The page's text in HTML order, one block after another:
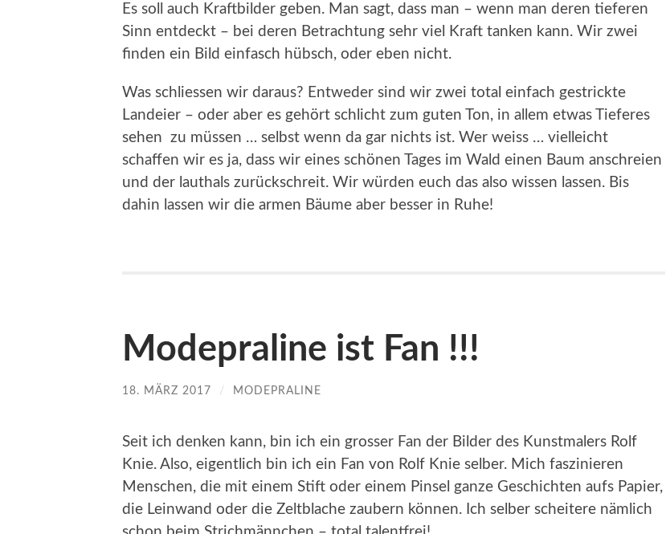
Es soll auch Kraftbilder geben. Man sagt, dass man – wenn man deren tieferen
Sinn entdeckt – bei deren Betrachtung sehr viel Kraft tanken kann. Wir zwei
finden ein Bild einfasch hübsch, oder eben nicht.
Was schliessen wir daraus? Entweder sind wir zwei total einfach gestrickte
Landeier – oder aber es gehört schlicht zum guten Ton, in allem etwas Tieferes
sehen zu müssen … selbst wenn da gar nichts ist. Wer weiss … vielleicht
schaffen wir es ja, dass wir eines schönen Tages im Wald einen Baum anschreien
und der lauthals zurückschreit. Wir würden euch das also wissen lassen. Bis
dahin lassen wir die armen Bäume aber besser in Ruhe!
Modepraline ist Fan !!!
18. MÄRZ 2017 / MODEPRALINE
Seit ich denken kann, bin ich ein grosser Fan der Bilder des Kunstmalers Rolf
Knie. Also, eigentlich bin ich ein Fan von Rolf Knie selber. Mich faszinieren
Menschen, die mit einem Stift oder einem Pinsel ganze Geschichten aufs Papier,
die Leinwand oder die Zeltblache zaubern können. Ich selber scheitere nämlich